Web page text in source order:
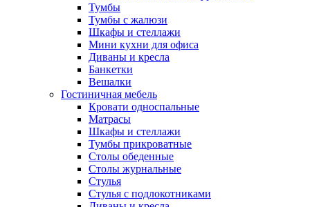
Тумбы
Тумбы с жалюзи
Шкафы и стеллажи
Мини кухни для офиса
Диваны и кресла
Банкетки
Вешалки
Гостиничная мебель
Кровати односпальные
Матрасы
Шкафы и стеллажи
Тумбы прикроватные
Столы обеденные
Столы журнальные
Стулья
Стулья с подлокотниками